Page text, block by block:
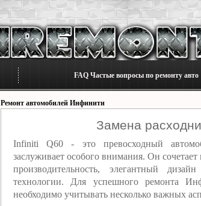
FAQ Частые вопросы по ремонту авто
Ремонт автомобилей Инфинити
Замена
Infiniti Q60 - это превосходный
заслуживает особого внимания. Он
производительность, элегантный
технологии. Для успешного ремонта
необходимо учитывать несколько важных